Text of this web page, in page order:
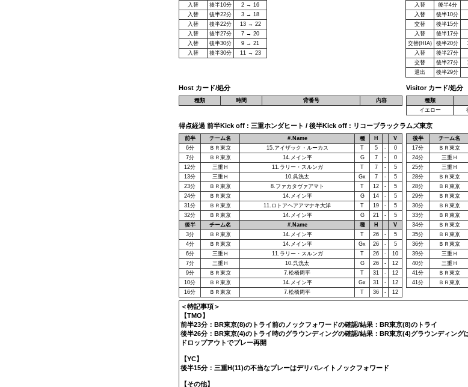
入替
後半10分
2 → 16
入替
後半22分
3 → 18
入替
後半22分
13 → 22
入替
後半27分
7 → 20
入替
後半30分
9 → 21
入替
後半30分 11 → 23
入替
後半4分
入替
後半10分
交替
後半15分
入替
後半17分
交替(HIA)
後半20分
入替
後半27分
交替
後半27分
退出
後半29分
Host カード/処分
種類 時間 背番号 内容
Visitor カード/処分
種類
イエロー
得点経過 前半Kick off : 三重ホンダヒート / 後半Kick off : リコーブラックラムズ東京
前半 チーム名 #.Name 種 H
V
6分
ＢＲ東京 15.アイザック・ルーカス T 5 -
0
7分
ＢＲ東京 14.メイン平 G 7 -
0
12分
三重Ｈ 11.ラリー・スルンガ T 7 -
5
13分
三重Ｈ 10.呉洸太 Gx 7 -
5
23分
ＢＲ東京 8.ファカタヴァアマト T 12 -
5
24分
ＢＲ東京 14.メイン平 G 14 -
5
31分
ＢＲ東京 11.ロトアヘアアマナキ大洋 T 19 -
5
32分
ＢＲ東京 14.メイン平 G 21 -
5
後半
チーム名 #.Name 種 H
V
3分
ＢＲ東京 14.メイン平 T 26 -
5
4分
ＢＲ東京 14.メイン平 Gx 26 -
5
6分
三重Ｈ 11.ラリー・スルンガ T 26 -
10
7分
三重Ｈ 10.呉洸太 G 26 -
12
9分
ＢＲ東京 7.松橋周平 T 31 -
12
10分
ＢＲ東京 14.メイン平 Gx 31 -
12
16分
ＢＲ東京 7.松橋周平 T 36 - 12
後半 チーム名
17分
ＢＲ東京
24分
三重Ｈ
25分
三重Ｈ
28分
ＢＲ東京
28分
ＢＲ東京
29分
ＢＲ東京
30分
ＢＲ東京
33分
ＢＲ東京
34分
ＢＲ東京
35分
ＢＲ東京
36分
ＢＲ東京
39分
三重Ｈ
40分
三重Ｈ
41分
ＢＲ東京
41分
ＢＲ東京
＜特記事項＞
【TMO】
前半23分：BR東京(8)のトライ前のノックフォワードの確認/結果：BR東京(8)のトライ
後半26分：BR東京(4)のトライ時のグラウンディングの確認/結果：BR東京(4)グラウンディン
ドロップアウトでプレー再開
【YC】
後半15分：三重H(11)の不当なプレーはデリバレイトノックフォワード
【その他】